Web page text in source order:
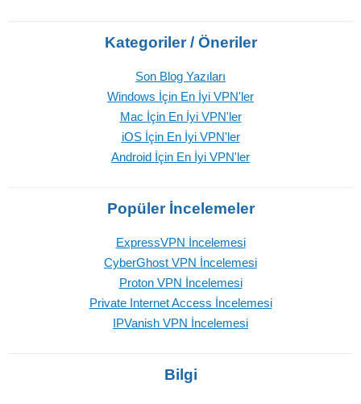
Kategoriler / Öneriler
Son Blog Yazıları
Windows İçin En İyi VPN'ler
Mac İçin En İyi VPN'ler
iOS İçin En İyi VPN'ler
Android İçin En İyi VPN'ler
Popüler İncelemeler
ExpressVPN İncelemesi
CyberGhost VPN İncelemesi
Proton VPN İncelemesi
Private Internet Access İncelemesi
IPVanish VPN İncelemesi
Bilgi